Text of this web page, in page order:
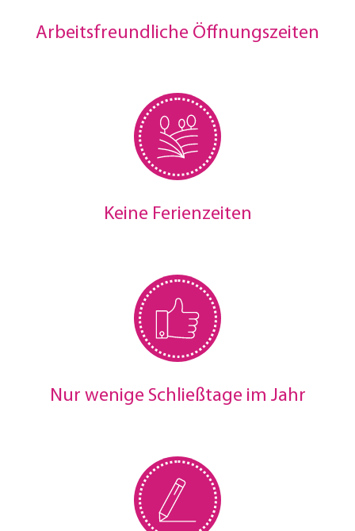
Arbeitsfreundliche Öffnungszeiten
Keine Ferienzeiten
Nur wenige Schließtage im Jahr